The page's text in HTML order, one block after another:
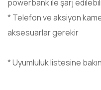
powerbank ile şarj
* Telefon ve aksiyon
aksesuarlar gerekir
* Uyumluluk listesine